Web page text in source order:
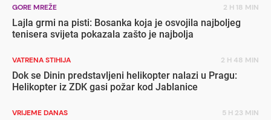
GORE MREŽE 2 H 18 MIN
Lajla grmi na pisti: Bosanka koja je osvojila najboljeg
tenisera svijeta pokazala zašto je najbolja
VATRENA STIHIJA 2 H 48 MIN
Dok se Dinin predstavljeni helikopter nalazi u Pragu:
Helikopter iz ZDK gasi požar kod Jablanice
VRIJEME DANAS 5 H 23 MIN